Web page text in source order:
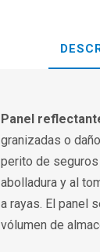
Panel
granizadas o
perito de
abolladura y al
a rayas. El panel
vólumen de